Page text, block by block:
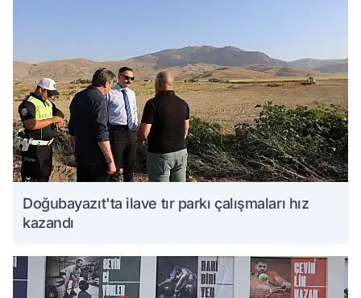
Doğubayazıt'ta ilave tır parkı çalışmaları hız
kazandı